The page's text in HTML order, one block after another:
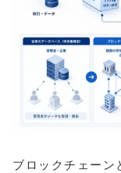
ブロックチェーン